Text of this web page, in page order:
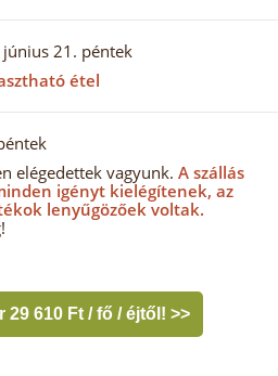
21. péntek
étel
elégedettek vagyunk. A szállás
igényt kielégítenek, az
lenyűgözőek voltak.
29 610 Ft / fő / éjtől! >>